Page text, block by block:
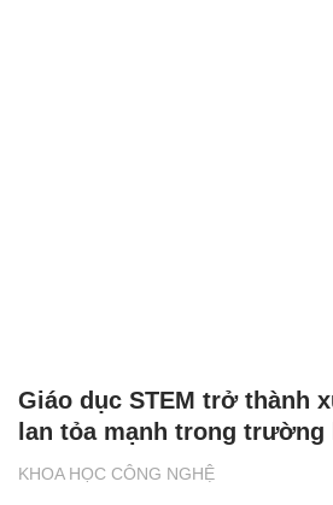
KHOA HỌC CÔNG NGHỆ
Giáo dục STEM trở thành
lan tỏa mạnh trong trường